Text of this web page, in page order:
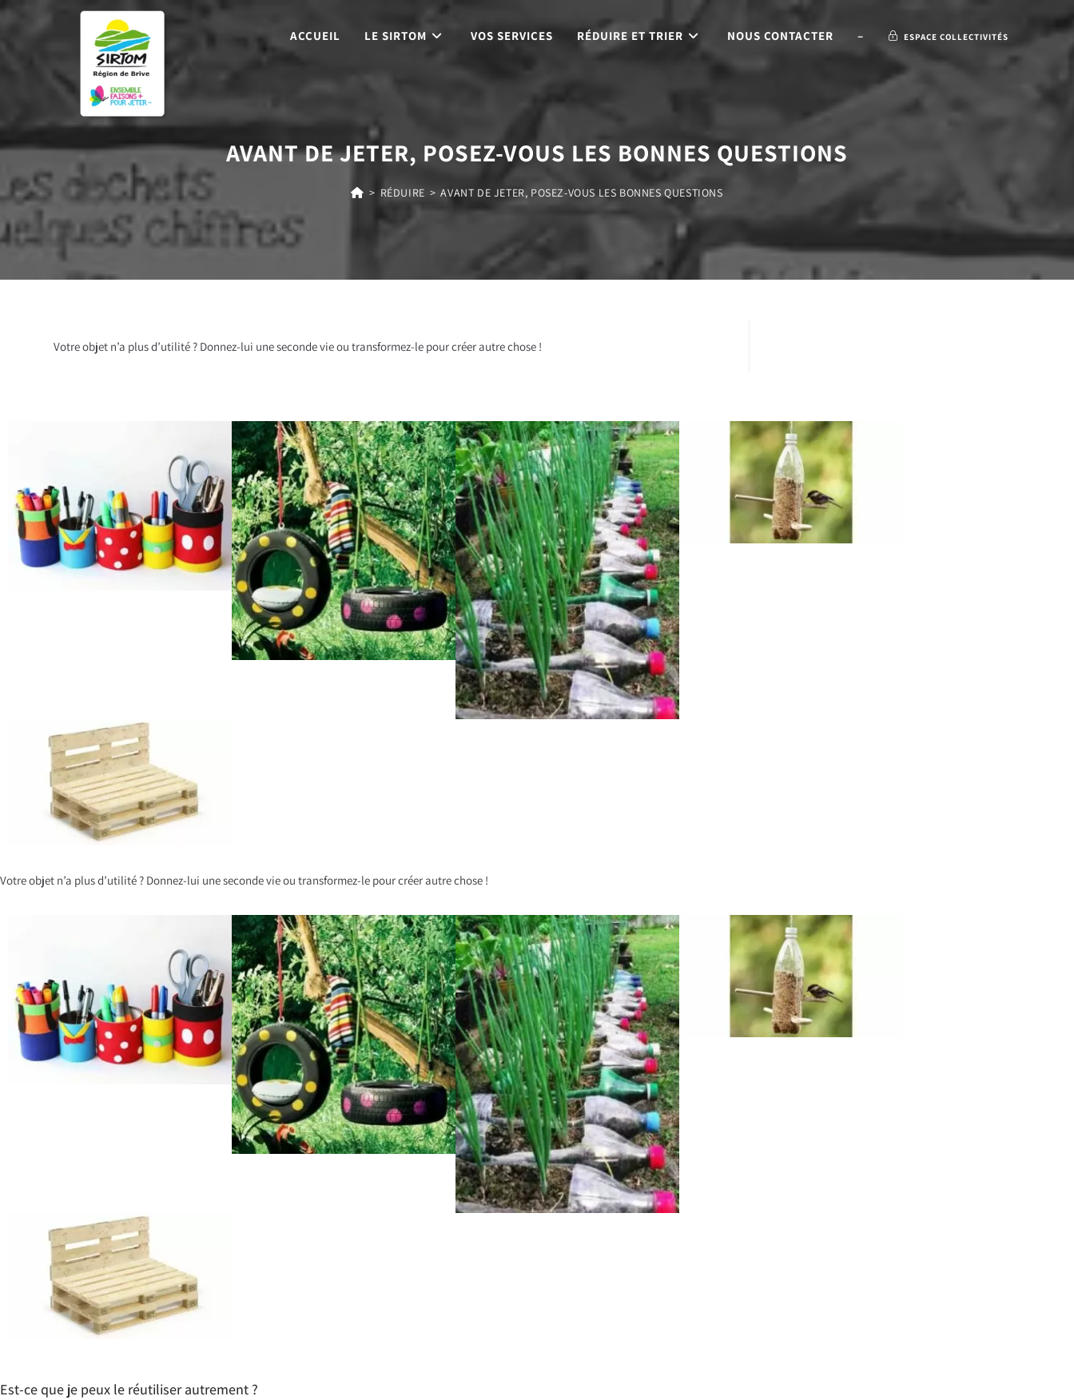
ACCUEIL LE SIRTOM VOS SERVICES RÉDUIRE ET TRIER NOUS CONTACTER – ESPACE COLLECTIVITÉS
AVANT DE JETER, POSEZ-VOUS LES BONNES QUESTIONS
> RÉDUIRE > AVANT DE JETER, POSEZ-VOUS LES BONNES QUESTIONS
Votre objet n’a plus d’utilité ? Donnez-lui une seconde vie ou transformez-le pour créer autre chose !
Votre objet n’a plus d’utilité ? Donnez-lui une seconde vie ou transformez-le pour créer autre chose !
Est-ce que je peux le réutiliser autrement ?